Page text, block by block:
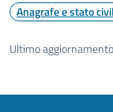
Anagrafe e stato
Ultimo